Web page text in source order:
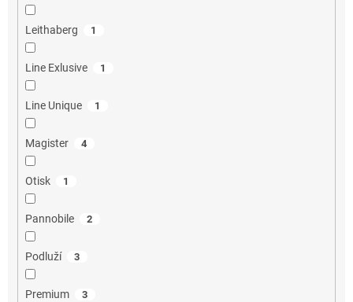
Leithaberg 1
Line Exlusive 1
Line Unique 1
Magister 4
Otisk 1
Pannobile 2
Podluží 3
Premium 3